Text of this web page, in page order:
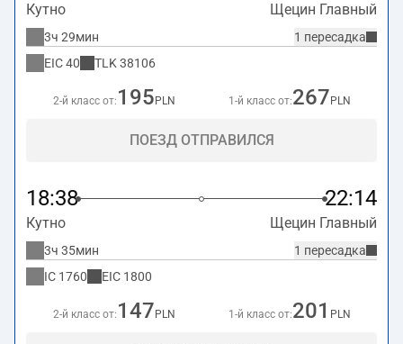
Кутно Щецин Главный
1 пересадка
3ч 29мин
EIC40 TLK 38106
2-й класс от: 195 PLN 1-й класс от:267 PLN
ПОЕЗД ОТПРАВИЛСЯ
18:38 22:14
Кутно Щецин Главный
1 пересадка
3ч 35мин
IC 1760 EIC 1800
2-й класс от: 147 PLN 1-й класс от:201 PLN